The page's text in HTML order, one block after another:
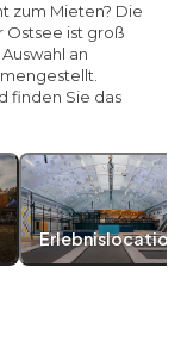
zum Mieten? Die
Ostsee ist groß
an
finden Sie das
Erlebnislocation